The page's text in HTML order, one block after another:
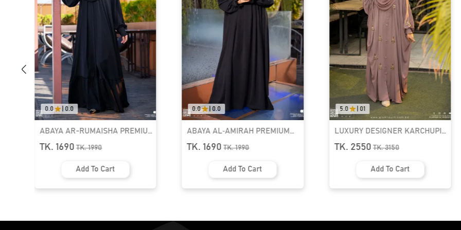
0.0 | 0.0
ABAYA AL‑AMIRAH PREMIUM
ZIPPER NECK ABAYA
TK. 1690 TK.
Add To Cart
5.0 | 01
LUXURY DESIGNER KARCHUPI
KAFTAN ABAYA | GT-1692
TK. 2550 TK.
Add To Cart
0.0 | 0.0
RUFI-EXTRA LONG INSTANT
READY HIJAB & NIQAB SET
TK. 1090 TK.
Add To Cart